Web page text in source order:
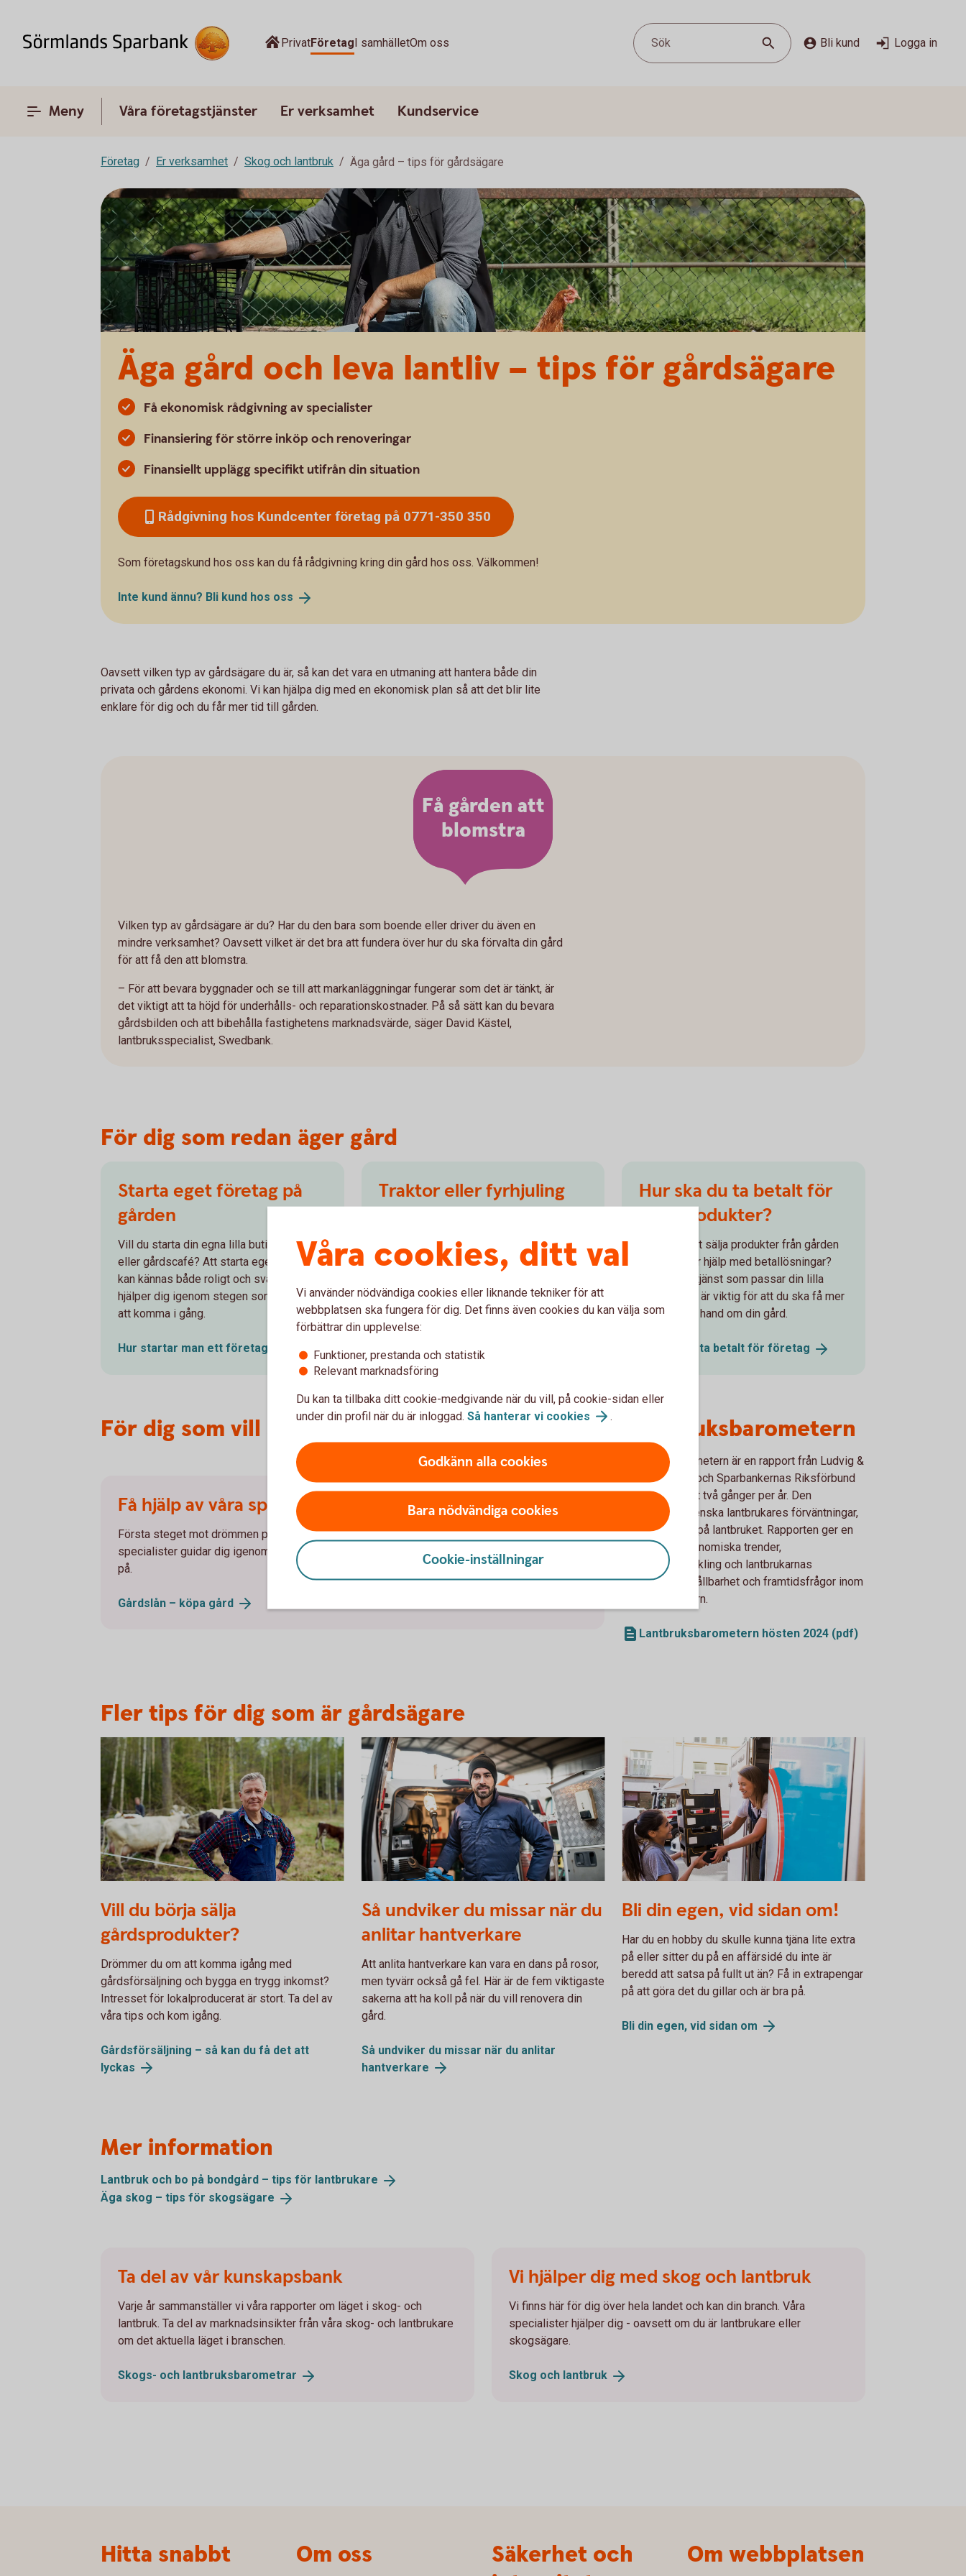
PrivatFöretagI samhälletOm oss Sök Bli kund Logga in
Meny Våra företagstjänster Er verksamhet Kundservice
Företag Er verksamhet Skog och lantbruk Äga gård – tips för gårdsägare
Äga gård och leva lantliv – tips för gårdsägare
Få ekonomisk rådgivning av specialister
Finansiering för större inköp och renoveringar
Finansiellt upplägg specifikt utifrån din situation
Rådgivning hos Kundcenter företag på 0771-350 350
Som företagskund hos oss kan du få rådgivning kring din gård hos oss. Välkommen!
Inte kund ännu? Bli kund hos oss
Oavsett vilken typ av gårdsägare du är, så kan det vara en utmaning att hantera både din
privata och gårdens ekonomi. Vi kan hjälpa dig med en ekonomisk plan så att det blir lite
enklare för dig och du får mer tid till gården.
Få gården att
blomstra
Vilken typ av gårdsägare är du? Har du den bara som boende eller driver du även en
mindre verksamhet? Oavsett vilket är det bra att fundera över hur du ska förvalta din gård
för att få den att blomstra.
– För att bevara byggnader och se till att markanläggningar fungerar som det är tänkt, är
det viktigt att ta höjd för underhålls- och reparationskostnader. På så sätt kan du bevara
gårdsbilden och att bibehålla fastighetens marknadsvärde, säger David Kästel,
lantbruksspecialist, Swedbank.
För dig som redan äger gård
Starta eget företag på
gården
Vill du starta din egna lilla butik, odling,
eller gårdscafé? Att starta eget företag
kan kännas både roligt och svårt. Vi
hjälper dig igenom stegen som krävs för
att komma i gång.
Hur startar man ett företag?
Traktor eller fyrhjuling
till gården?
På många gårdar används traktorer,
fyrhjulingar och andra maskiner för att
finansiera inköpen. Vi hjälper dig hitta den
bästa lösningen för dig.
Maskinfinansiering
Hur ska du ta betalt för
dina produkter?
Har du börjat sälja produkter från gården
och behöver hjälp med betallösningar?
Att hitta en tjänst som passar din lilla
verksamhet är viktig för att du ska få mer
tid för att ta hand om din gård.
Betala och ta betalt förföretag
För dig som vill skaffa gård och leva lantliv
Få hjälp av våra specialister med att köpa din gård
Första steget mot drömmen på landet är för många är att köpa sin egen gård. Våra
specialister guidar dig igenom processen och ger dig tips på vad som är viktigt att tänka
på.
Gårdslån – köpa gård
Lantbruksbarometern
Lantbruksbarometern är en rapport från Ludvig &
Co, Swedbank och Sparbankernas Riksförbund
som kommer ut två gånger per år. Den
undersöker svenska lantbrukares förväntningar,
planer och syn på lantbruket. Rapporten ger en
översikt av ekonomiska trender,
marknadsutveckling och lantbrukarnas
inställning till hållbarhet och framtidsfrågor inom
lantbrukssektorn.
Lantbruksbarometern hösten 2024 (pdf)
Fler tips för dig som är gårdsägare
Vill du börja sälja
gårdsprodukter?
Drömmer du om att komma igång med
gårdsförsäljning och bygga en trygg inkomst?
Intresset för lokalproducerat är stort. Ta del av
våra tips och kom igång.
Gårdsförsäljning – så kan du få det att
lyckas
Så undviker du missar när du
anlitar hantverkare
Att anlita hantverkare kan vara en dans på rosor,
men tyvärr också gå fel. Här är de fem viktigaste
sakerna att ha koll på när du vill renovera din
gård.
Så undviker du missar när du anlitar
hantverkare
Bli din egen, vid sidan om!
Har du en hobby du skulle kunna tjäna lite extra
på eller sitter du på en affärsidé du inte är
beredd att satsa på fullt ut än? Få in extrapengar
på att göra det du gillar och är bra på.
Bli din egen, vid sidan om
Mer information
Lantbruk och bo på bondgård – tips för lantbrukare
Äga skog – tips för skogsägare
Ta del av vår kunskapsbank
Varje år sammanställer vi våra rapporter om läget i skog- och
lantbruk. Ta del av marknadsinsikter från våra skog- och lantbrukare
om det aktuella läget i branschen.
Skogs- och lantbruksbarometrar
Vi hjälper dig med skog och lantbruk
Vi finns här för dig över hela landet och kan din branch. Våra
specialister hjälper dig - oavsett om du är lantbrukare eller
skogsägare.
Skog och lantbruk
Våra cookies, ditt val
Vi använder nödvändiga cookies eller liknande tekniker för att
webbplatsen ska fungera för dig. Det finns även cookies du kan välja som
förbättrar din upplevelse:
Funktioner, prestanda och statistik
Relevant marknadsföring
Du kan ta tillbaka ditt cookie-medgivande när du vill, på cookie-sidan eller
under din profil när du är inloggad. Så hanterar vi cookies .
Godkänn alla cookies
Bara nödvändiga cookies
Cookie-inställningar
Hitta snabbt Om oss
Säkerhet och
Om webbplatsen